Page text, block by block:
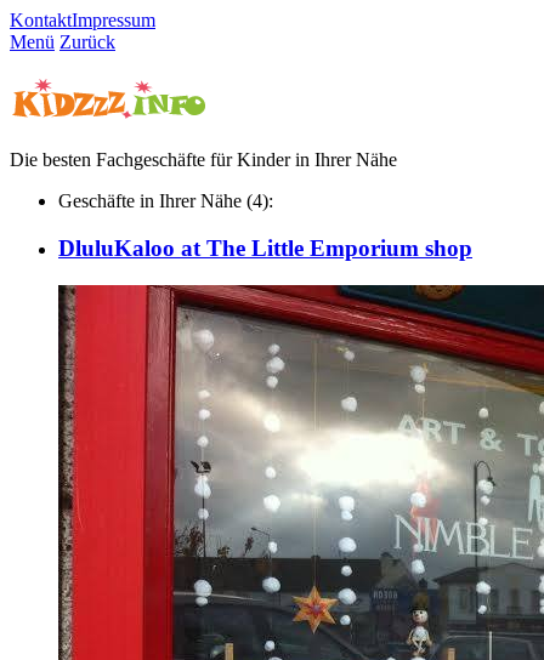
KontaktImpressum
Menü Zurück
Die besten Fachgeschäfte für Kinder in Ihrer Nähe
Geschäfte in Ihrer Nähe (4):
DluluKaloo at The Little Emporium shop